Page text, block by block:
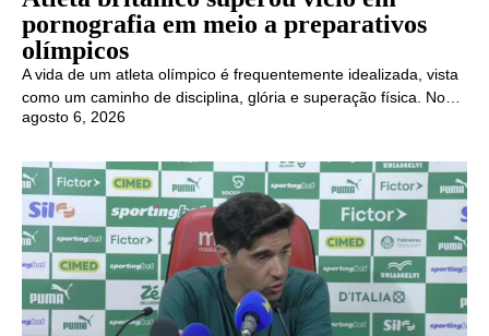
pornografia em meio a preparativos
olímpicos
A vida de um atleta olímpico é frequentemente idealizada, vista
como um caminho de disciplina, glória e superação física. No…
agosto 6, 2026